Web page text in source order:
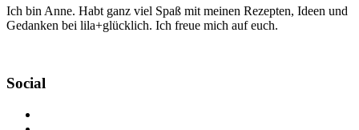
Ich bin Anne. Habt ganz viel Spaß mit meinen Rezepten, Ideen und
Gedanken bei lila+glücklich. Ich freue mich auf euch.
Social